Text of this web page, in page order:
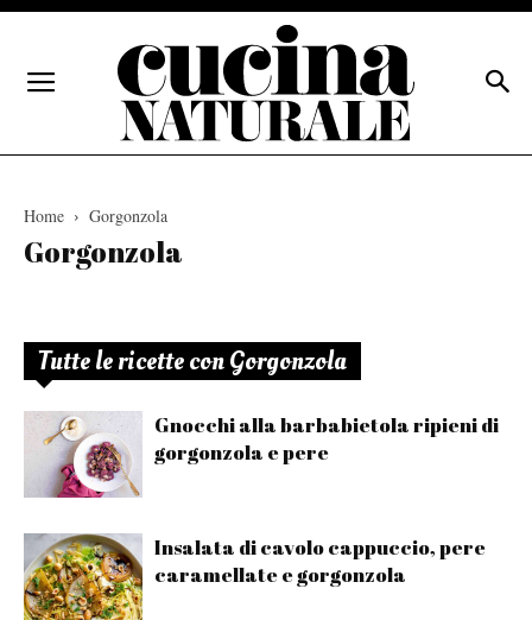
Home Gorgonzola
Gorgonzola
Tutte le ricette con Gorgonzola
Gnocchi alla barbabietola ripieni di
gorgonzola e pere
Insalata di cavolo cappuccio, pere
caramellate e gorgonzola